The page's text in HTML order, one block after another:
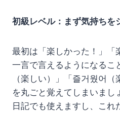
初級レベル：まず気持ちを
最初は「楽しかった！」「
一言で言えるようになるこ
（楽しい）」「즐거웠어
を丸ごと覚えてしまいまし
日記でも使えますし、これ